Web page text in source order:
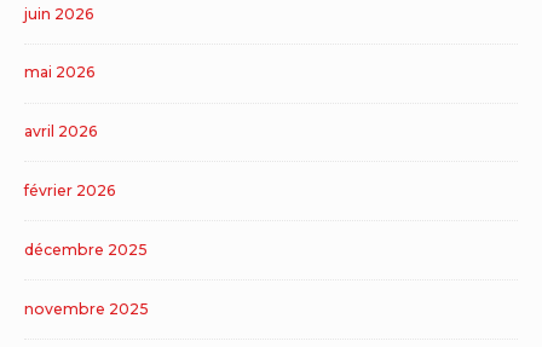
juin 2026
mai 2026
avril 2026
février 2026
décembre 2025
novembre 2025